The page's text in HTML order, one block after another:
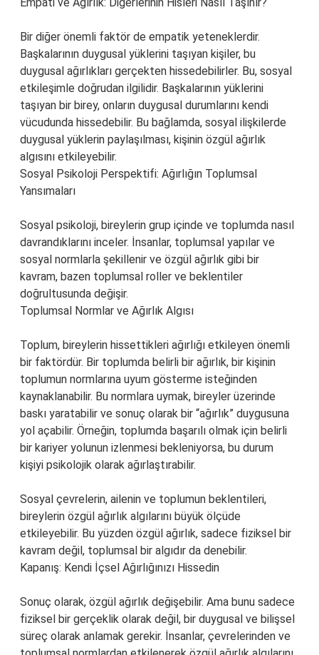
Bir diğer önemli faktör de empatik yeteneklerdir.
Başkalarının duygusal yüklerini taşıyan kişiler, bu
duygusal ağırlıkları gerçekten hissedebilirler. Bu, sosyal
etkileşimle doğrudan ilgilidir. Başkalarının yüklerini
taşıyan bir birey, onların duygusal durumlarını kendi
vücudunda hissedebilir. Bu bağlamda, sosyal ilişkilerde
duygusal yüklerin paylaşılması, kişinin özgül ağırlık
algısını etkileyebilir.
Sosyal Psikoloji Perspektifi: Ağırlığın Toplumsal
Yansımaları
Sosyal psikoloji, bireylerin grup içinde ve toplumda nasıl
davrandıklarını inceler. İnsanlar, toplumsal yapılar ve
sosyal normlarla şekillenir ve özgül ağırlık gibi bir
kavram, bazen toplumsal roller ve beklentiler
doğrultusunda değişir.
Toplumsal Normlar ve Ağırlık Algısı
Toplum, bireylerin hissettikleri ağırlığı etkileyen önemli
bir faktördür. Bir toplumda belirli bir ağırlık, bir kişinin
toplumun normlarına uyum gösterme isteğinden
kaynaklanabilir. Bu normlara uymak, bireyler üzerinde
baskı yaratabilir ve sonuç olarak bir “ağırlık” duygusuna
yol açabilir. Örneğin, toplumda başarılı olmak için belirli
bir kariyer yolunun izlenmesi bekleniyorsa, bu durum
kişiyi psikolojik olarak ağırlaştırabilir.
Sosyal çevrelerin, ailenin ve toplumun beklentileri,
bireylerin özgül ağırlık algılarını büyük ölçüde
etkileyebilir. Bu yüzden özgül ağırlık, sadece fiziksel bir
kavram değil, toplumsal bir algıdır da denebilir.
Kapanış: Kendi İçsel Ağırlığınızı Hissedin
Sonuç olarak, özgül ağırlık değişebilir. Ama bunu sadece
fiziksel bir gerçeklik olarak değil, bir duygusal ve bilişsel
süreç olarak anlamak gerekir. İnsanlar, çevrelerinden ve